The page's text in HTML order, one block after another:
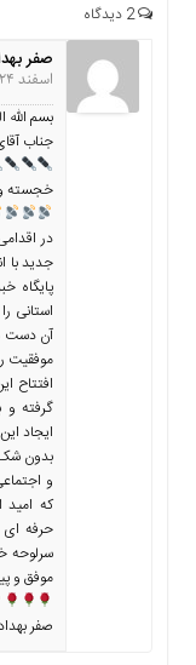
تعرفه
2 دیدگاه
صفر
اسفند 24, 1397 در 10:48 ق.ظ
بسم الله
جناب
خجسته و
در
جدید با
پایگاه
استانی
آن دست
موفقیت
افتتاح
گرفته و
ایجاد
بدون شک
و
که
حرفه ای
سرلوحه
موفق و
صفر